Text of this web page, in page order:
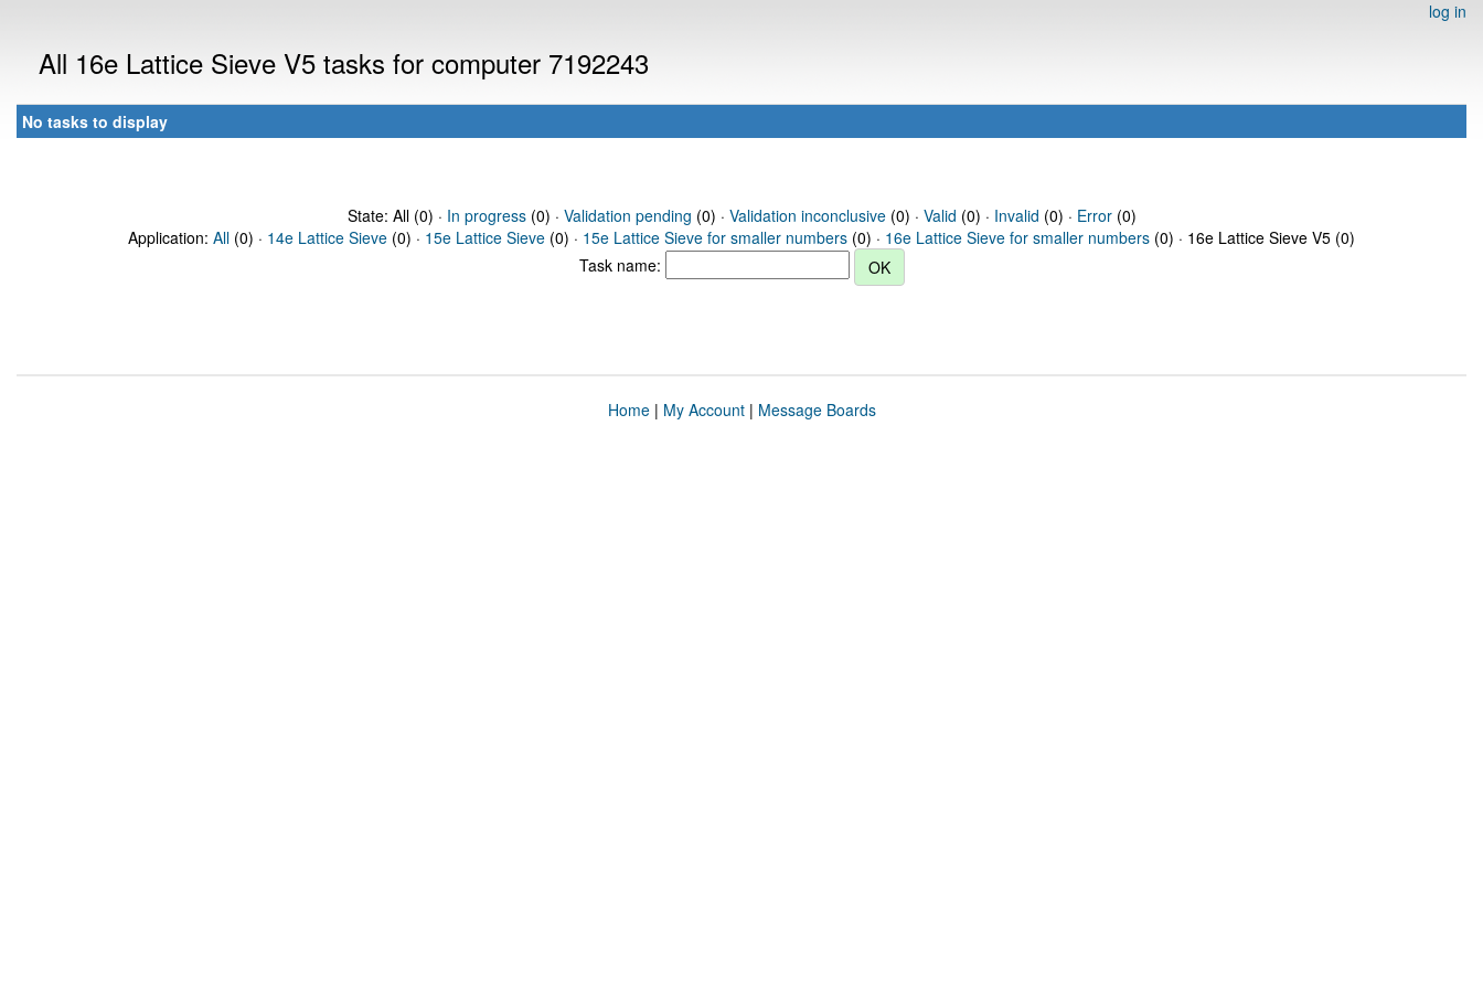
log in
All 16e Lattice Sieve V5 tasks for computer 7192243
No tasks to display
State: All (0) · In progress(0) · Validation pending (0) · Validation inconclusive(0) · Valid (0) · Invalid (0) · Error(0)
Application: All (0) · 14e Lattice Sieve (0) · 15e Lattice Sieve (0) · 15e Lattice Sieve for smaller numbers (0) · 16e Lattice Sieve for smaller numbers (0) · 16e Lattice Sieve V5 (0)
Task name:
Home| My Account| Message Boards